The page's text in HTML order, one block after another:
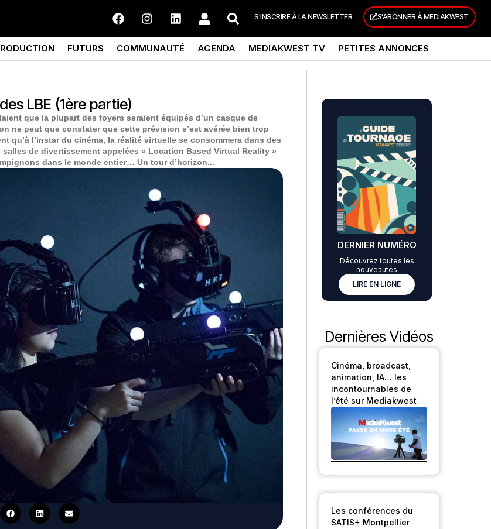
S'INSCRIRE À LA NEWSLETTER S'ABONNER À MEDIAKWEST
FUTURS COMMUNAUTÉ AGENDA MEDIAKWEST TV PETITES ANNONCES
LBE (1ère partie)
que la plupart des foyers seraient équipés d’un casque de
ne peut que constater que cette prévision s’est avérée bien trop
qu’à l’instar du cinéma, la réalité virtuelle se consommera dans des
de divertissement appelées « Location Based Virtual Reality »
dans le monde entier… Un tour d’horizon...
DERNIER NUMÉRO
Découvrez toutes les
nouveautés
LIRE EN LIGNE
Dernières Vidéos
Cinéma, broadcast,
animation, IA… les
incontournables de
l’été sur Mediakwest
Les conférences du
SATIS+ Montpellier